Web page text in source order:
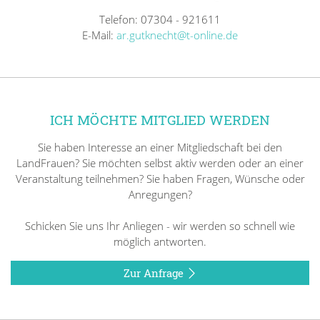
Telefon: 07304 - 921611
E-Mail: ar.gutknecht@t-online.de
ICH MÖCHTE MITGLIED WERDEN
Sie haben Interesse an einer Mitgliedschaft bei den
LandFrauen? Sie möchten selbst aktiv werden oder an einer
Veranstaltung teilnehmen? Sie haben Fragen, Wünsche oder
Anregungen?
Schicken Sie uns Ihr Anliegen - wir werden so schnell wie
möglich antworten.
Zur Anfrage